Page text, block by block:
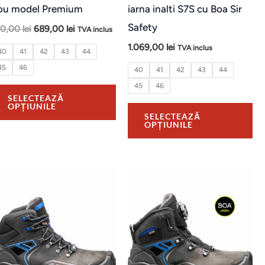
model Premium
lei 689,00 lei TVA inclus
41 42 43
44
46
SELECTEAZĂ
OPȚIUNILE
alese
pagina
iarna inalti S7S cu Boa Sir
Safety
1.069,00 lei TVA inclus
40 41 42 43
44
45
46
SELECTEAZĂ
OPȚIUNILE
mai
multe